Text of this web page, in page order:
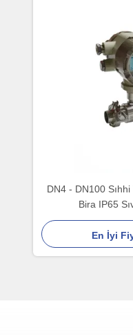
DN4 - DN100
Bira IP65
En İyi